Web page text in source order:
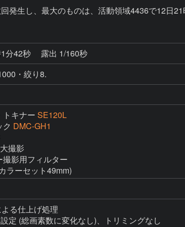
分42秒
露出 1/160秒
・絞り8.
トキナー SE120L
DMC-GH1
撮影
撮影用フィルター
ラーセット49mm)
る仕上げ処理
定 (総画素数に変化なし)、トリミングなし